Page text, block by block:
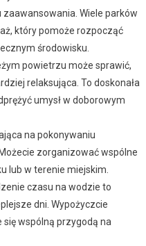
Wiele parków
który pomoże rozpocząć
środowisku.
powietrzu może sprawić,
relaksująca. To doskonała
umysł w doborowym
na pokonywaniu
zorganizować wspólne
lub w terenie miejskim.
czasu na wodzie to
dni. Wypożyczcie
się wspólną przygodą na